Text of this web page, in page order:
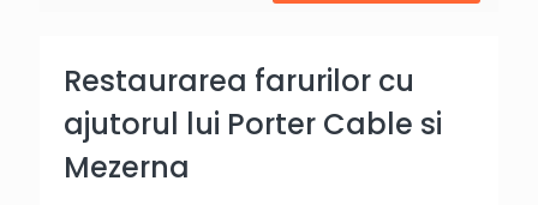
Restaurarea farurilor cu
ajutorul lui Porter Cable si
Mezerna